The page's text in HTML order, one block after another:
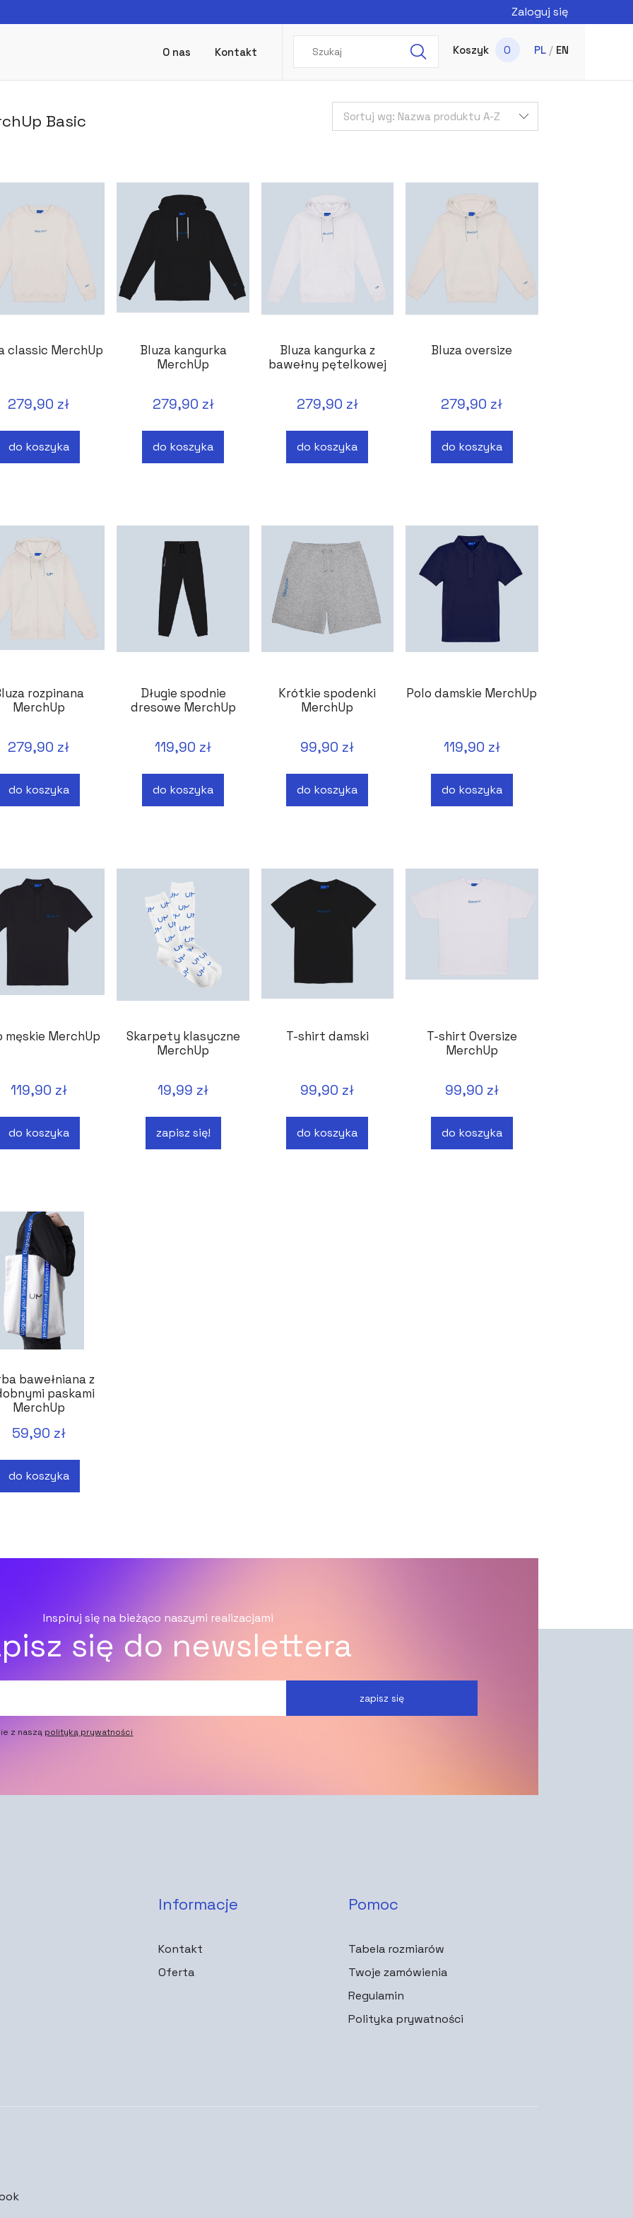
Zaloguj się
PL/ EN
Koszyk 0
O nas Kontakt
Basic Sortuj wg: Nazwa produktu A-Z
classic MerchUp
279,90 zł
do koszyka
Bluza kangurka
MerchUp
279,90 zł
do koszyka
Bluza kangurka z
bawełny pętelkowej
279,90 zł
do koszyka
Bluza oversize
279,90 zł
do koszyka
rozpinana
MerchUp
279,90 zł
do koszyka
Długie spodnie
dresowe MerchUp
119,90 zł
do koszyka
Krótkie spodenki
MerchUp
99,90 zł
do koszyka
Polo damskie MerchUp
119,90 zł
do koszyka
męskie MerchUp
119,90 zł
do koszyka
Skarpety klasyczne
MerchUp
19,99 zł
zapisz się!
T-shirt damski
99,90 zł
do koszyka
T-shirt Oversize
MerchUp
99,90 zł
do koszyka
bawełniana z
paskami
MerchUp
59,90 zł
do koszyka
Inspiruj się na bieżąco naszymi realizacjami
się do newslettera
zapisz się
z naszą polityką prywatności
Informacje
Kontakt
Oferta
Pomoc
Tabela rozmiarów
Twoje zamówienia
Regulamin
Polityka prywatności